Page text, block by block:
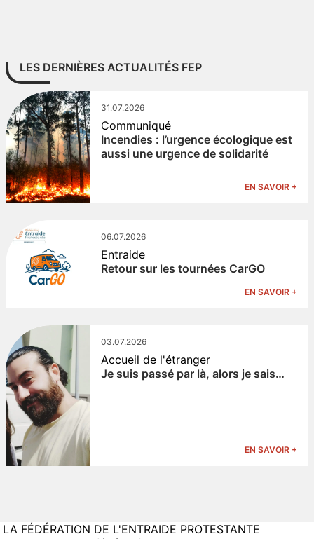
LES DERNIÈRES ACTUALITÉS FEP
31.07.2026
Communiqué
Incendies : l’urgence écologique est
aussi une urgence de solidarité
EN SAVOIR +
06.07.2026
Entraide
Retour sur les tournées CarGO
EN SAVOIR +
03.07.2026
Accueil de l'étranger
Je suis passé par là, alors je sais…
EN SAVOIR +
LA FÉDÉRATION DE L'ENTRAIDE PROTESTANTE